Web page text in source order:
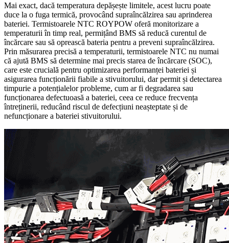
Mai exact, dacă temperatura depășește limitele, acest lucru poate
duce la o fuga termică, provocând supraîncălzirea sau aprinderea
bateriei. Termistoarele NTC ROYPOW oferă monitorizare a
temperaturii în timp real, permițând BMS să reducă curentul de
încărcare sau să oprească bateria pentru a preveni supraîncălzirea.
Prin măsurarea precisă a temperaturii, termistoarele NTC nu numai
că ajută BMS să determine mai precis starea de încărcare (SOC),
care este crucială pentru optimizarea performanței bateriei și
asigurarea funcționării fiabile a stivuitorului, dar permit și detectarea
timpurie a potențialelor probleme, cum ar fi degradarea sau
funcționarea defectuoasă a bateriei, ceea ce reduce frecvența
întreținerii, reducând riscul de defecțiuni neașteptate și de
nefuncționare a bateriei stivuitorului.